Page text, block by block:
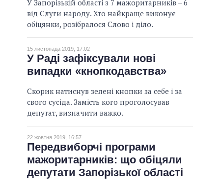
У Запорізькій області з 7 мажоритарників – 6
від Слуги народу. Хто найкраще виконує
обіцянки, розібралося Слово і діло.
15 листопада 2019, 17:02
У Раді зафіксували нові
випадки «кнопкодавства»
Скорик натиснув зелені кнопки за себе і за
свого сусіда. Замість кого проголосував
депутат, визначити важко.
22 жовтня 2019, 16:57
Передвиборчі програми
мажоритарників: що обіцяли
депутати Запорізької області